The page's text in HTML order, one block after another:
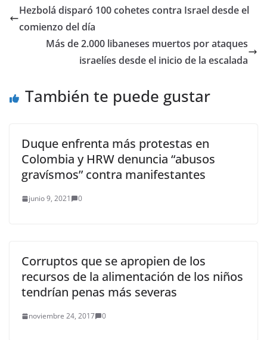
Teherán con respecto
al acuerdo nuclear,
dijo el lunes el
presidente de China, Xi
Hezbolá disparó 100 cohetes contra Israel desde el
comienzo del día
Más de 2.000 libaneses muertos por ataques
israelíes desde el inicio de la escalada
También te puede gustar
Duque enfrenta más protestas en
Colombia y HRW denuncia “abusos
gravísmos” contra manifestantes
junio 9, 2021 0
Corruptos que se apropien de los
recursos de la alimentación de los niños
tendrían penas más severas
noviembre 24, 2017 0